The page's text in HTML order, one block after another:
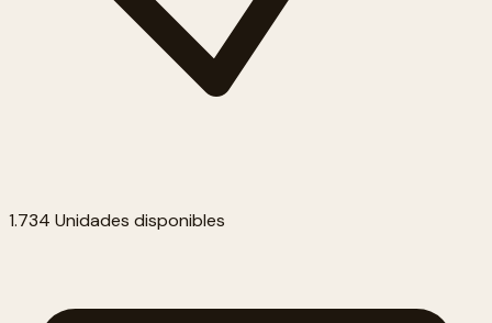
1.734 Unidades disponibles